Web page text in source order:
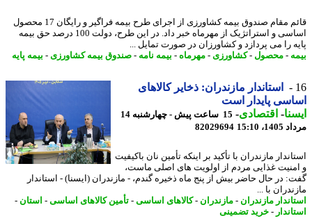
قائم مقام صندوق بیمه کشاورزی از اجرای طرح بیمه فراگیر و رایگان 17 محصول
اساسی و استراتژیک از مهرماه خبر داد. در این طرح، دولت 100 درصد حق بیمه
را می پردازد و کشاورزان در صورت تمایل ...
-محصول-کشاورزی- مهرماه-بیمه نامه -صندوق بیمه کشاورزی- بیمه پایه
استاندار مازندران: ذخایر کالاهای
پایدار است
-اقتصادی-
15 ساعت پیش - چهارشنبه 14
15:10
82029694
مازندران با تأکید بر اینکه تأمین نان باکیفیت
غذایی مردم از اولویت های اصلی ماست،
در حال حاضر بیش از پنج ماه ذخیره گندم، - مازندران (ایسنا) - استاندار
با ...
مازندران- مازندران- کالاهای اساسی-تأمین کالاهای اساسی-استان-
-خرید تضمینی